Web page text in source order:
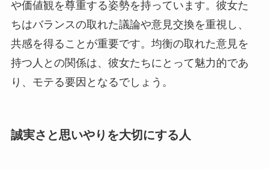
や価値観を尊重する姿勢を持っています。彼女た
ちはバランスの取れた議論や意見交換を重視し、
共感を得ることが重要です。均衡の取れた意見を
持つ人との関係は、彼女たちにとって魅力的であ
り、モテる要因となるでしょう。
誠実さと思いやりを大切にする人